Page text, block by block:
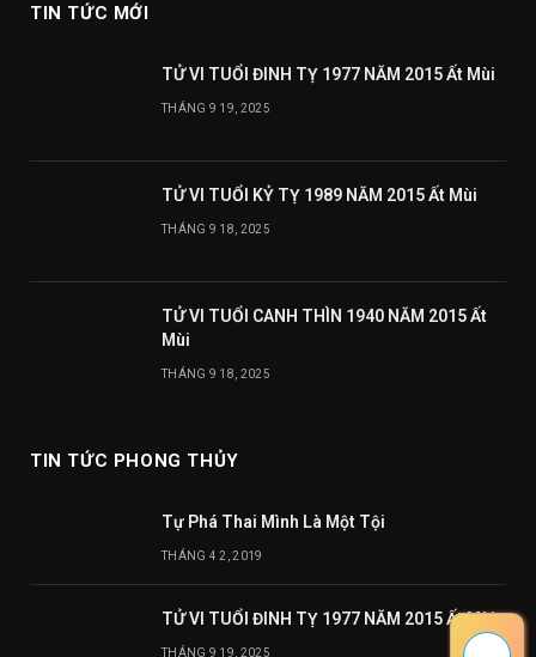
TIN TỨC MỚI
TỬ VI TUỔI ĐINH TỴ 1977 NĂM 2015 Ất Mùi
THÁNG 9 19, 2025
TỬ VI TUỔI KỶ TỴ 1989 NĂM 2015 Ất Mùi
THÁNG 9 18, 2025
TỬ VI TUỔI CANH THÌN 1940 NĂM 2015 Ất
Mùi
THÁNG 9 18, 2025
TIN TỨC PHONG THỦY
Tự Phá Thai Mình Là Một Tội
THÁNG 4 2, 2019
TỬ VI TUỔI ĐINH TỴ 1977 NĂM 2015 Ất Mùi
THÁNG 9 19, 2025